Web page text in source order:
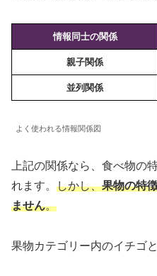
情報同士の関係
親子関係
並列関係
よく使われる情報関係図
上記の関係なら、食べ物の
れます。 しかし、果物の特
ません。
果物カテゴリー内のイチゴ